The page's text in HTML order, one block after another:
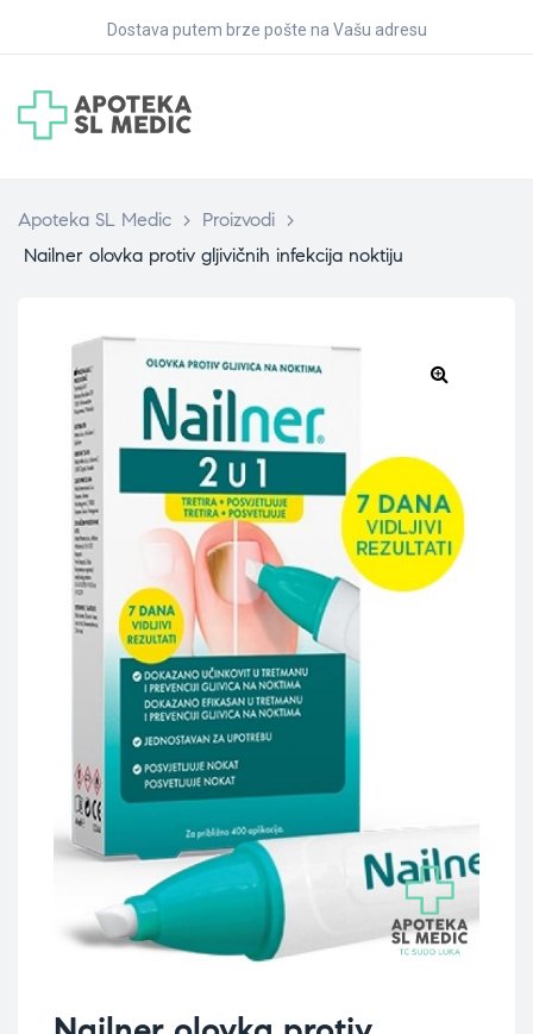
Dostava putem brze pošte na Vašu adresu
Apoteka SL Medic > Proizvodi >
Nailner olovka protiv gljivičnih infekcija noktiju